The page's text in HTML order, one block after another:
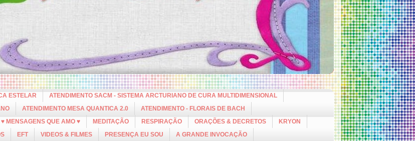
ESTELAR
ATENDIMENTO SACM - SISTEMA ARCTURIANO DE CURA MULTIDIMENSIONAL
ATENDIMENTO MESA QUANTICA 2.0
ATENDIMENTO - FLORAIS DE BACH
♥ MENSAGENS QUE AMO ♥ MEDITAÇÃO RESPIRAÇÃO ORAÇÕES & DECRETOS
KRYON
EFT VIDEOS & FILMES PRESENÇA EU SOU
A GRANDE INVOCAÇÃO